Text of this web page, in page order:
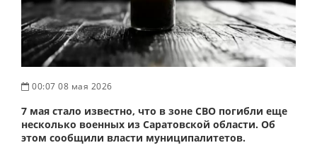
00:07 08 мая 2026
7 мая стало известно, что в зоне СВО погибли еще
несколько военных из Саратовской области. Об
этом сообщили власти муниципалитетов.